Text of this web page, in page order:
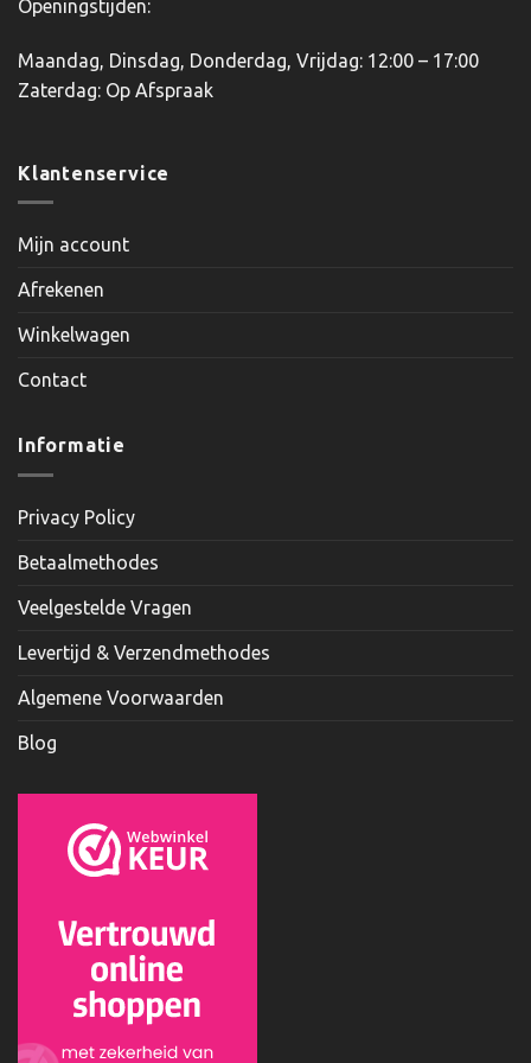
Openingstijden:
Maandag, Dinsdag, Donderdag, Vrijdag: 12:00 – 17:00
Zaterdag: Op Afspraak
Klantenservice
Mijn account
Afrekenen
Winkelwagen
Contact
Informatie
Privacy Policy
Betaalmethodes
Veelgestelde Vragen
Levertijd & Verzendmethodes
Algemene Voorwaarden
Blog